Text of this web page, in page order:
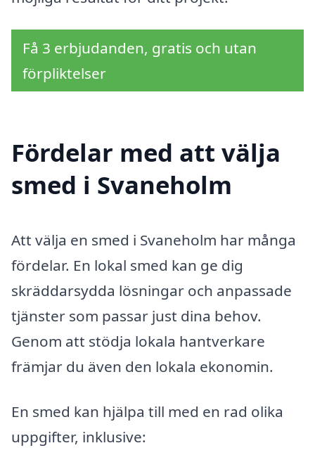
Få 3 erbjudanden, gratis och utan
förpliktelser
Fördelar med att välja
smed i Svaneholm
Att välja en smed i Svaneholm har många
fördelar. En lokal smed kan ge dig
skräddarsydda lösningar och anpassade
tjänster som passar just dina behov.
Genom att stödja lokala hantverkare
främjar du även den lokala ekonomin.
En smed kan hjälpa till med en rad olika
uppgifter, inklusive: